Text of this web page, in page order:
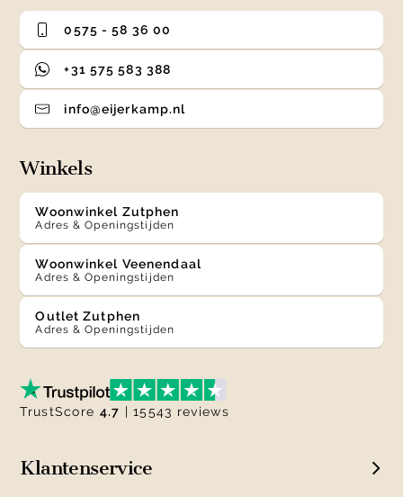
0575 - 58 36 00
+31 575 583 388
info@eijerkamp.nl
Winkels
Woonwinkel Zutphen
Adres & Openingstijden
Woonwinkel Veenendaal
Adres & Openingstijden
Outlet Zutphen
Adres & Openingstijden
Klantenservice
TrustScore 4.7 | 15543 reviews